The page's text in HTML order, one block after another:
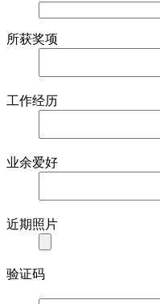
所获奖项
工作经历
业余爱好
近期照片
验证码